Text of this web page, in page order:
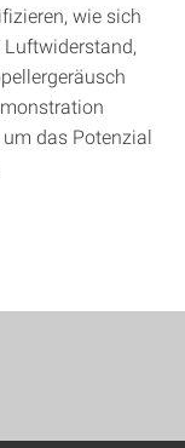
wie sich
das Potenzial